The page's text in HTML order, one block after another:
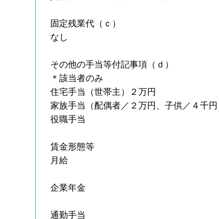
固定残業代（ｃ）
なし
その他の手当等付記事項（ｄ）
＊該当者のみ
住宅手当（世帯主）２万円
家族手当（配偶者／２万円、子供／４千
役職手当
賃金形態等
月給
企業年金
通勤手当